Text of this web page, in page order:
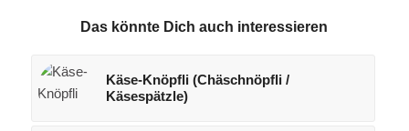
Das könnte Dich auch interessieren
Käse-Knöpfli (Chäschnöpfli /
Käsespätzle)